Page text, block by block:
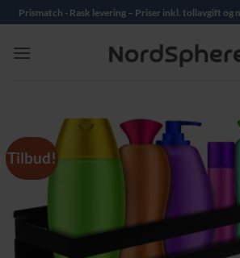
Skip
to
content
Prismatch - Rask levering – Priser inkl. tollavgift og
Tilbud!